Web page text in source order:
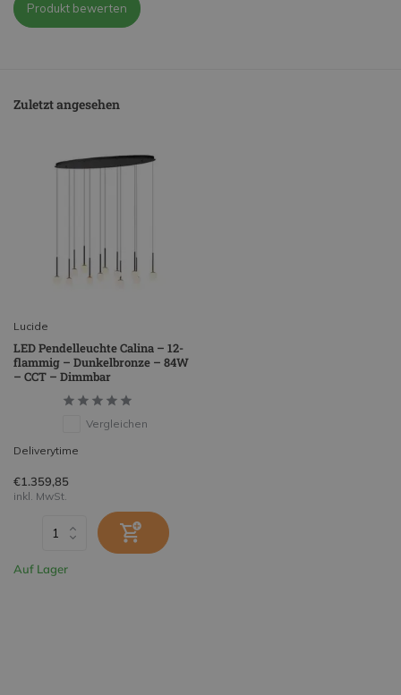
Produkt bewerten
Zuletzt angesehen
Lucide
LED Pendelleuchte Calina – 12-
flammig – Dunkelbronze – 84W
– CCT – Dimmbar
Vergleichen
Deliverytime
€1.359,85
inkl. MwSt.
Auf Lager